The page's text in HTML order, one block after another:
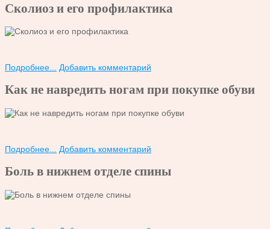
Сколиоз и его профилактика
Подробнее... Добавить комментарий
Как не навредить ногам при покупке обуви
Подробнее... Добавить комментарий
Боль в нижнем отделе спины